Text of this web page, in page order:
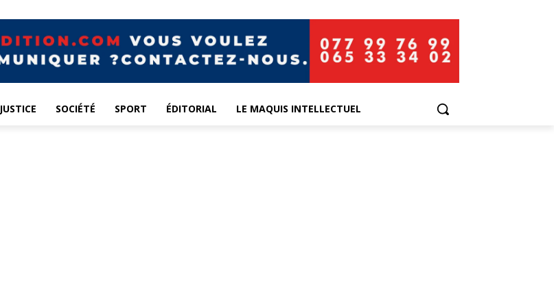
JUSTICE SOCIÉTÉ SPORT ÉDITORIAL LE MAQUIS INTELLECTUEL